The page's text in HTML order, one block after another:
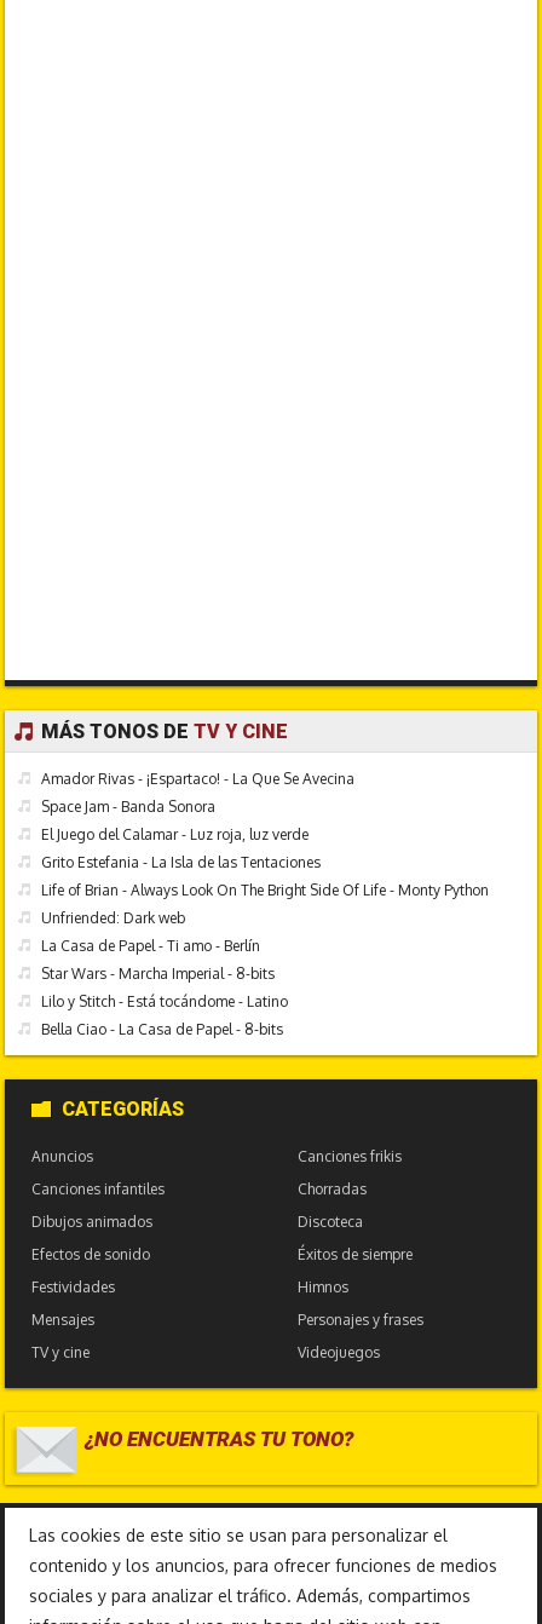
MÁS TONOS DETV Y CINE
Amador Rivas - ¡Espartaco! - La Que Se Avecina
Space Jam - Banda Sonora
El Juego del Calamar - Luz roja, luz verde
Grito Estefania - La Isla de las Tentaciones
Life of Brian - Always Look On The Bright Side Of Life - Monty Python
Unfriended: Dark web
La Casa de Papel - Ti amo - Berlín
Star Wars - Marcha Imperial - 8-bits
Lilo y Stitch - Está tocándome - Latino
Bella Ciao - La Casa de Papel - 8-bits
CATEGORÍAS
Anuncios
Canciones frikis
Canciones infantiles
Chorradas
Dibujos animados
Discoteca
Efectos de sonido
Éxitos de siempre
Festividades
Himnos
Mensajes
Personajes y frases
TV y cine
Videojuegos
¿NO ENCUENTRAS TU TONO?
Las cookies de este sitio se usan para personalizar el
contenido y los anuncios, para ofrecer funciones de medios
sociales y para analizar el tráfico. Además, compartimos